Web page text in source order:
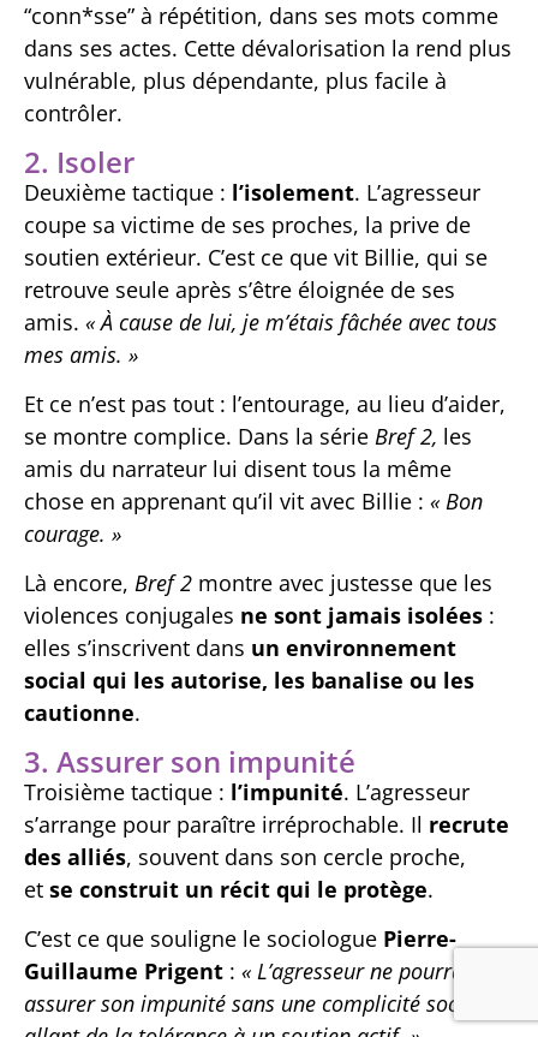
“conn*sse” à répétition, dans ses mots comme
dans ses actes. Cette dévalorisation la rend plus
vulnérable, plus dépendante, plus facile à
contrôler.
2. Isoler
Deuxième tactique : l’isolement. L’agresseur
coupe sa victime de ses proches, la prive de
soutien extérieur. C’est ce que vit Billie, qui se
retrouve seule après s’être éloignée de ses
amis. « À cause de lui, je m’étais fâchée avec tous
mes amis. »
Et ce n’est pas tout : l’entourage, au lieu d’aider,
se montre complice. Dans la série Bref 2, les
amis du narrateur lui disent tous la même
chose en apprenant qu’il vit avec Billie : « Bon
courage. »
Là encore, Bref 2 montre avec justesse que les
violences conjugales ne sont jamais isolées :
elles s’inscrivent dans un environnement
social qui les autorise, les banalise ou les
cautionne.
3. Assurer son impunité
Troisième tactique : l’impunité. L’agresseur
s’arrange pour paraître irréprochable. Il recrute
des alliés, souvent dans son cercle proche,
et se construit un récit qui le protège.
C’est ce que souligne le sociologue Pierre-
Guillaume Prigent : « L’agresseur ne pourrait
assurer son impunité sans une complicité sociale,